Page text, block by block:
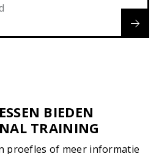
BIEDEN
TRAINING
proefles of meer informatie